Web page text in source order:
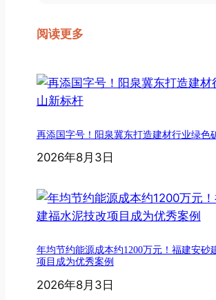
阅读更多
再添国字号！阳泉冀东打造建材行业绿色
2026年8月3日
年均节约能源成本约1200万元！福建安砂
项目成为优秀案例
2026年8月3日